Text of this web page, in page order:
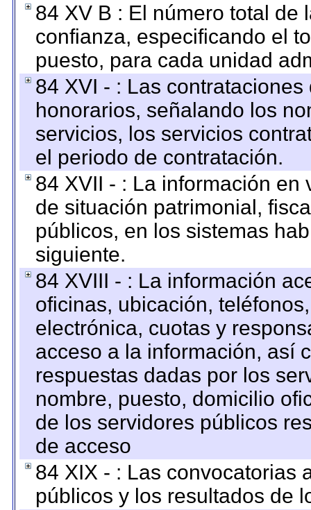
84 XV B : El número total de
confianza, especificando el
puesto, para cada unidad
84 XVI - : Las
honorarios, señalando los
servicios, los servicios
el periodo de contratación.
84 XVII - : La información
de situación patrimonial,
públicos, en los sistemas
siguiente.
84 XVIII - : La información
oficinas, ubicación,
electrónica, cuotas y
acceso a la información, así
respuestas dadas por los
nombre, puesto, domicilio
de los servidores públicos
de acceso
84 XIX - : Las convocatorias
públicos y los resultados de